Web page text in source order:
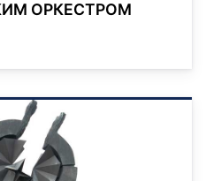
ОРКЕСТРОМ